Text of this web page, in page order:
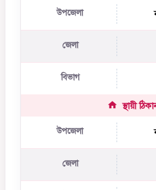
উপজেলা
জেলা
বিভাগ
স্থায়ী
উপজেলা
জেলা